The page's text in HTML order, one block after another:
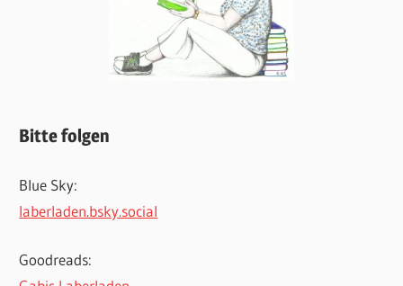
Bitte folgen
Blue Sky:
laberladen.bsky.social
Goodreads: